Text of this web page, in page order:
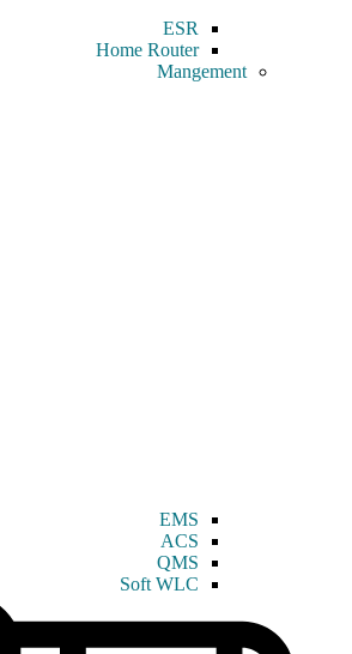
ESR
Home Router
Mangement
EMS
ACS
QMS
Soft WLC